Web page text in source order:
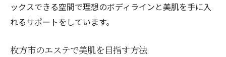
ックスできる空間で理想のボディラインと美肌を手に入
れるサポートをしています。
枚方市のエステで美肌を目指す方法